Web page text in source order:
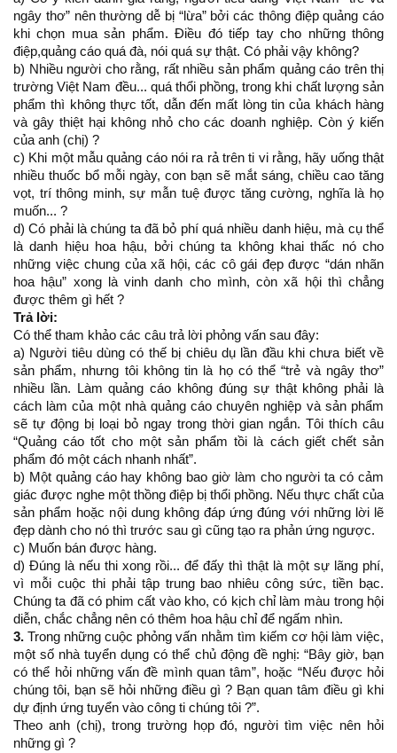
ngây thơ” nên thường dễ bị “lừa” bởi các thông điệp quảng cáo
khi chọn mua sản phẩm. Điều đó tiếp tay cho những thông
điệp,quảng cáo quá đà, nói quá sự thật. Có phải vậy không?
b) Nhiều người cho rằng, rất nhiều sản phẩm quảng cáo trên thị
trường Việt Nam đều... quá thổi phồng, trong khi chất lượng sản
phẩm thì không thực tốt, dẫn đến mất lòng tin của khách hàng
và gây thiệt hại không nhỏ cho các doanh nghiệp. Còn ý kiến
của anh (chị) ?
c) Khi một mẫu quảng cáo nói ra rả trên ti vi rằng, hãy uống thật
nhiều thuốc bổ mỗi ngày, con bạn sẽ mắt sáng, chiều cao tăng
vọt, trí thông minh, sự mẫn tuệ được tăng cường, nghĩa là họ
muốn... ?
d) Có phải là chúng ta đã bỏ phí quá nhiều danh hiệu, mà cụ thể
là danh hiệu hoa hậu, bởi chúng ta không khai thấc nó cho
những việc chung của xã hội, các cô gái đẹp được “dán nhãn
hoa hậu” xong là vinh danh cho mình, còn xã hội thì chẳng
được thêm gì hết ?
Trả lời:
Có thể tham khảo các câu trả lời phỏng vấn sau đây:
a) Người tiêu dùng có thế bị chiêu dụ lần đầu khi chưa biết về
sản phẩm, nhưng tôi không tin là họ có thể “trẻ và ngây thơ”
nhiều lần. Làm quảng cáo không đúng sự thật không phải là
cách làm của một nhà quảng cáo chuyên nghiệp và sản phẩm
sẽ tự động bị loại bỏ ngay trong thời gian ngắn. Tôi thích câu
“Quảng cáo tốt cho một sản phẩm tồi là cách giết chết sản
phẩm đó một cách nhanh nhất”.
b) Một quảng cáo hay không bao giờ làm cho người ta có cảm
giác được nghe một thồng điệp bị thổi phồng. Nếu thực chất của
sản phẩm hoặc nội dung không đáp ứng đúng với những lời lẽ
đẹp dành cho nó thì trước sau gì cũng tạo ra phản ứng ngược.
c) Muốn bán được hàng.
d) Đúng là nếu thi xong rồi... để đấy thì thật là một sự lãng phí,
vì mỗi cuộc thi phải tập trung bao nhiêu công sức, tiền bạc.
Chúng ta đã có phim cất vào kho, có kịch chỉ làm màu trong hội
diễn, chắc chẳng nên có thêm hoa hậu chỉ để ngấm nhìn.
3. Trong những cuộc phỏng vấn nhằm tìm kiếm cơ hội làm việc,
một số nhà tuyển dụng có thể chủ động đề nghị: “Bây giờ, bạn
có thể hỏi những vấn đề mình quan tâm”, hoặc “Nếu được hỏi
chúng tôi, bạn sẽ hỏi những điều gì ? Bạn quan tâm điều gì khi
dự định ứng tuyển vào công ti chúng tôi ?”.
Theo anh (chị), trong trường họp đó, người tìm việc nên hỏi
những gì ?